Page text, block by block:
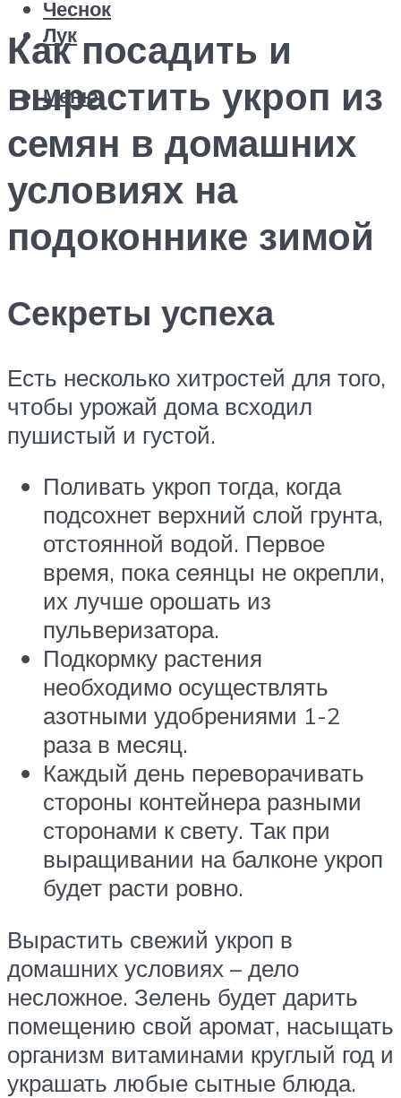
Чеснок
Лук
Меню
Как посадить и
вырастить укроп из
семян в домашних
условиях на
подоконнике зимой
Секреты успеха
Есть несколько хитростей для того,
чтобы урожай дома всходил
пушистый и густой.
Поливать укроп тогда, когда
подсохнет верхний слой грунта,
отстоянной водой. Первое
время, пока сеянцы не окрепли,
их лучше орошать из
пульверизатора.
Подкормку растения
необходимо осуществлять
азотными удобрениями 1-2
раза в месяц.
Каждый день переворачивать
стороны контейнера разными
сторонами к свету. Так при
выращивании на балконе укроп
будет расти ровно.
Вырастить свежий укроп в
домашних условиях – дело
несложное. Зелень будет дарить
помещению свой аромат, насыщать
организм витаминами круглый год и
украшать любые сытные блюда.